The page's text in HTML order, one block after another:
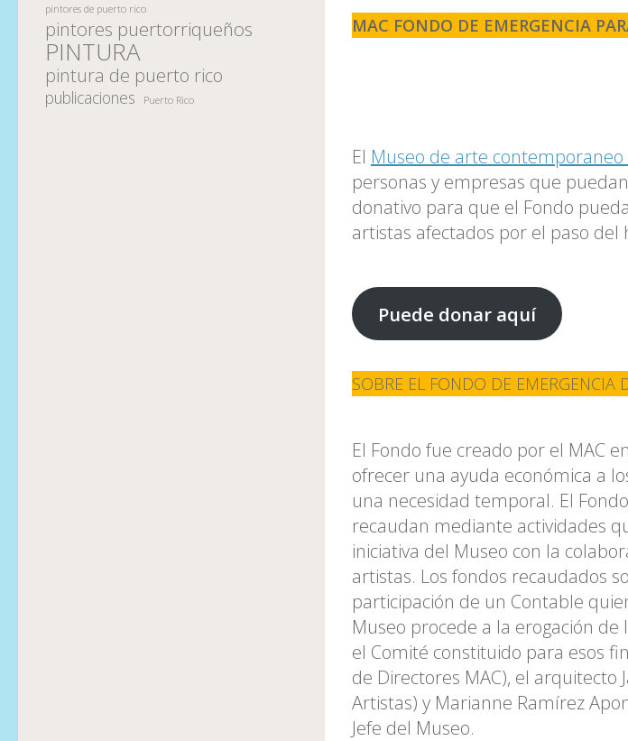
MAC FONDO DE EMERGENCIA
El Museo de arte contemporaneo
personas y empresas que
donativo para que el Fondo
artistas afectados por el paso del
Puede donar aquí
SOBRE EL FONDO DE EMERGENCIA
El Fondo fue creado por el MAC
ofrecer una ayuda económica a
una necesidad temporal. El
recaudan mediante actividades
iniciativa del Museo con la
artistas. Los fondos recaudados
participación de un Contable
Museo procede a la erogación
el Comité constituido para esos
de Directores MAC), el arquitecto
Artistas) y Marianne Ramírez
Jefe del Museo.
pintores de puerto rico
pintores puertorriqueños
PINTURA
pintura de puerto rico
publicaciones Puerto Rico